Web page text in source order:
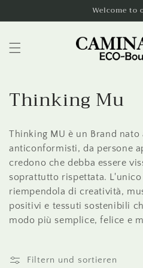
Inhalt
Welcome to
K
a
t
e
g
o
Thinking Mu
Thinking MU è un Brand
anticonformisti, da persone
credono che debba essere
soprattutto rispettata.
riempendola di creatività,
positivi e tessuti sostenibili
modo più semplice, felice e
Filtern und sortieren